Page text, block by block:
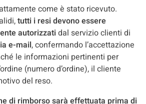
come è stato ricevuto.
tutti i resi devono essere
autorizzatidal servizio clienti di
e-mail, confermando l’accettazione
le informazioni pertinenti per
(numero d’ordine), il cliente
del reso.
di rimborso sarà effettuata prima di